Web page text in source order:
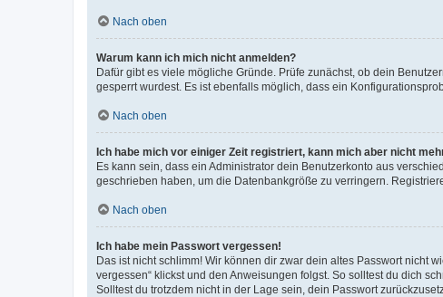
Nach oben
Warum kann ich mich nicht anmelden?
Dafür gibt es viele mögliche Gründe. Prüfe zunächst, ob dein
gesperrt wurdest. Es ist ebenfalls möglich, dass ein
Nach oben
Ich habe mich vor einiger Zeit registriert, kann mich aber nicht
Es kann sein, dass ein Administrator dein Benutzerkonto aus
geschrieben haben, um die Datenbankgröße zu verringern.
Nach oben
Ich habe mein Passwort vergessen!
Das ist nicht schlimm! Wir können dir zwar dein altes Passwort nicht
vergessen“ klickst und den Anweisungen folgst. So solltest du dich
Solltest du trotzdem nicht in der Lage sein, dein Passwort